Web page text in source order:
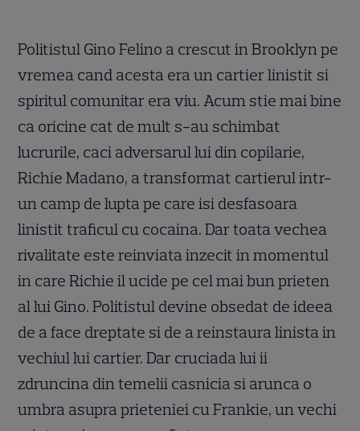
Politistul Gino Felino a crescut in Brooklyn pe
vremea cand acesta era un cartier linistit si
spiritul comunitar era viu. Acum stie mai bine
ca oricine cat de mult s-au schimbat
lucrurile, caci adversarul lui din copilarie,
Richie Madano, a transformat cartierul intr-
un camp de lupta pe care isi desfasoara
linistit traficul cu cocaina. Dar toata vechea
rivalitate este reinviata inzecit in momentul
in care Richie il ucide pe cel mai bun prieten
al lui Gino. Politistul devine obsedat de ideea
de a face dreptate si de a reinstaura linista in
vechiul lui cartier. Dar cruciada lui ii
zdruncina din temelii casnicia si arunca o
umbra asupra prieteniei cu Frankie, un vechi